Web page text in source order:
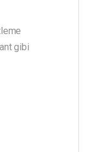
gibi